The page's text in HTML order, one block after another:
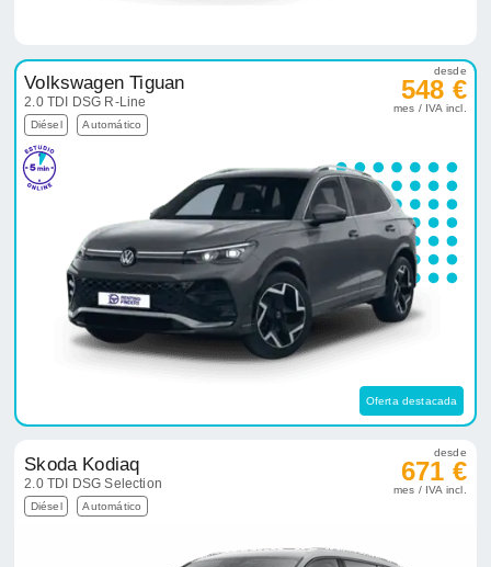
Volkswagen Tiguan
2.0 TDI DSG R-Line
Diésel Automático
desde
548 €
mes / IVA incl.
Oferta destacada
Skoda Kodiaq
2.0 TDI DSG Selection
Diésel Automático
desde
671 €
mes / IVA incl.